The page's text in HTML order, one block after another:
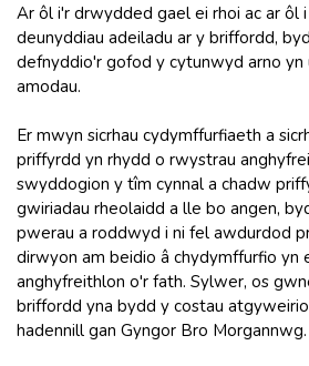
Ar ôl i'r drwydded gael ei rhoi ac ar ôl i
deunyddiau adeiladu ar y briffordd,
defnyddio'r gofod y cytunwyd arno yn
amodau.
Er mwyn sicrhau cydymffurfiaeth a
priffyrdd yn rhydd o rwystrau
swyddogion y tîm cynnal a chadw
gwiriadau rheolaidd a lle bo angen,
pwerau a roddwyd i ni fel awdurdod
dirwyon am beidio â chydymffurfio yn
anghyfreithlon o'r fath. Sylwer, os
briffordd yna bydd y costau
hadennill gan Gyngor Bro Morgannwg.